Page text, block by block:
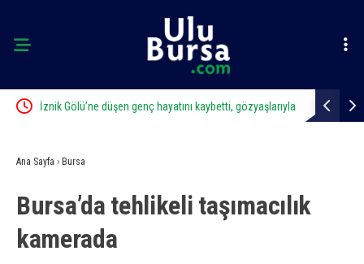
İznik Gölü’ne düşen genç hayatını kaybetti, gözyaşlarıyla Uludağ’da
Ana Sayfa › Bursa
Bursa’da tehlikeli taşımacılık
kamerada